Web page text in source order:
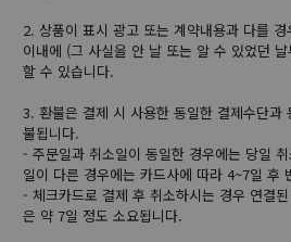
2. 상품이 표시 광고 또는 계약내용과 다를
이내에 (그 사실을 안 날 또는 알 수 있었던
할 수 있습니다.
3. 환불은 결제 시 사용한 동일한 결제수단과
불됩니다.
- 주문일과 취소일이 동일한 경우에는 당일
일이 다른 경우에는 카드사에 따라 4~7일 후
- 체크카드로 결제 후 취소하시는 경우 연결
은 약 7일 정도 소요됩니다.